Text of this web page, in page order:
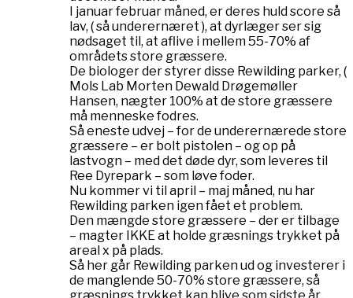
I januar februar måned, er deres huld score så
lav, ( så underernæret ), at dyrlæger ser sig
nødsaget til, at aflive i mellem 55-70% af
områdets store græssere.
De biologer der styrer disse Rewilding parker, (
Mols Lab Morten Dewald Drøgemøller
Hansen, nægter 100% at de store græssere
må menneske fodres.
Så eneste udvej – for de underernærede store
græssere – er bolt pistolen – og op på
lastvogn – med det døde dyr, som leveres til
Ree Dyrepark – som løve foder.
Nu kommer vi til april – maj måned, nu har
Rewilding parken igen fået et problem.
Den mængde store græssere – der er tilbage
– magter IKKE at holde græsnings trykket på
areal x på plads.
Så her går Rewilding parken ud og investerer i
de manglende 50-70% store græssere, så